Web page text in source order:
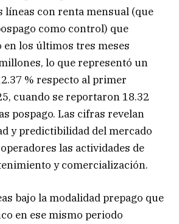
líneas con renta mensual (que
como control) que
los últimos tres meses
lo que representó un
% respecto al primer
cuando se reportaron 18.32
pospago. Las cifras revelan
y predictibilidad del mercado
las actividades de
y comercialización.
bajo la modalidad prepago que
en ese mismo periodo